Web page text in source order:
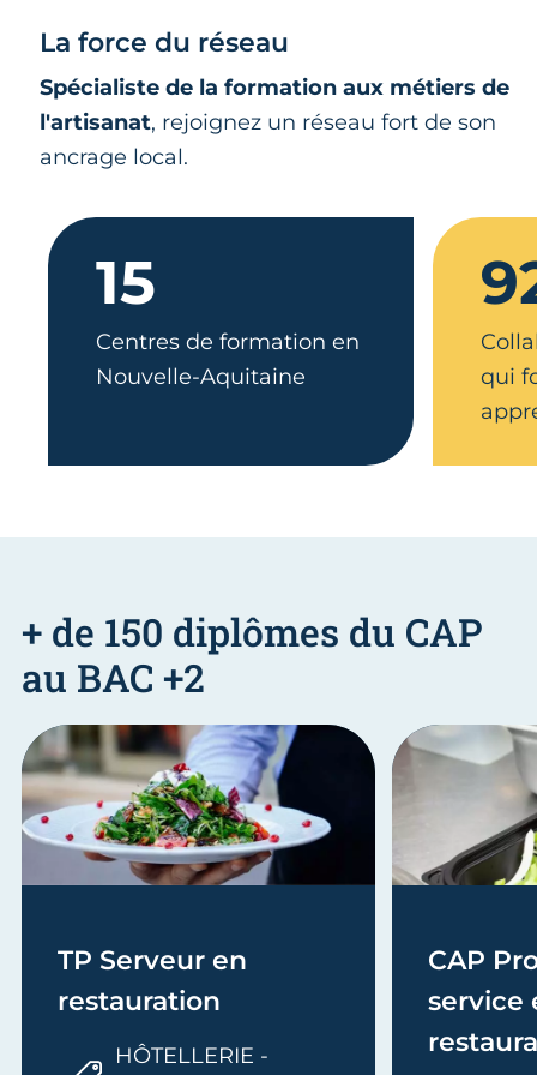
La force du réseau
Spécialiste de la formation aux métiers de
l'artisanat, rejoignez un réseau fort de son
ancrage local.
15
Centres de formation en
Nouvelle-Aquitaine
qui
+ de 150 diplômes du CAP
au BAC +2
TP Serveur en
restauration
HÔTELLERIE -
CAP
service